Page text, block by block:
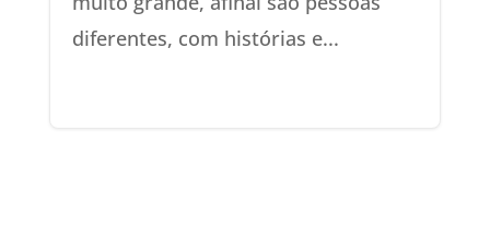
diferentes, com histórias e...